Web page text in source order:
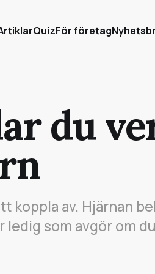
QuizFör företag
du
koppla av. Hjärnan
ledig som avgör om